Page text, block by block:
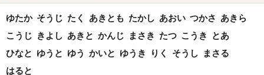
ゆたか そうじ たく あきとも たかし あおい つかさ あきら
こうじ きよし あきと かんじ まさき たつ こうき
とあ
ひなと ゆうと ゆう かいと ゆうき りく そうし
まさる
はると